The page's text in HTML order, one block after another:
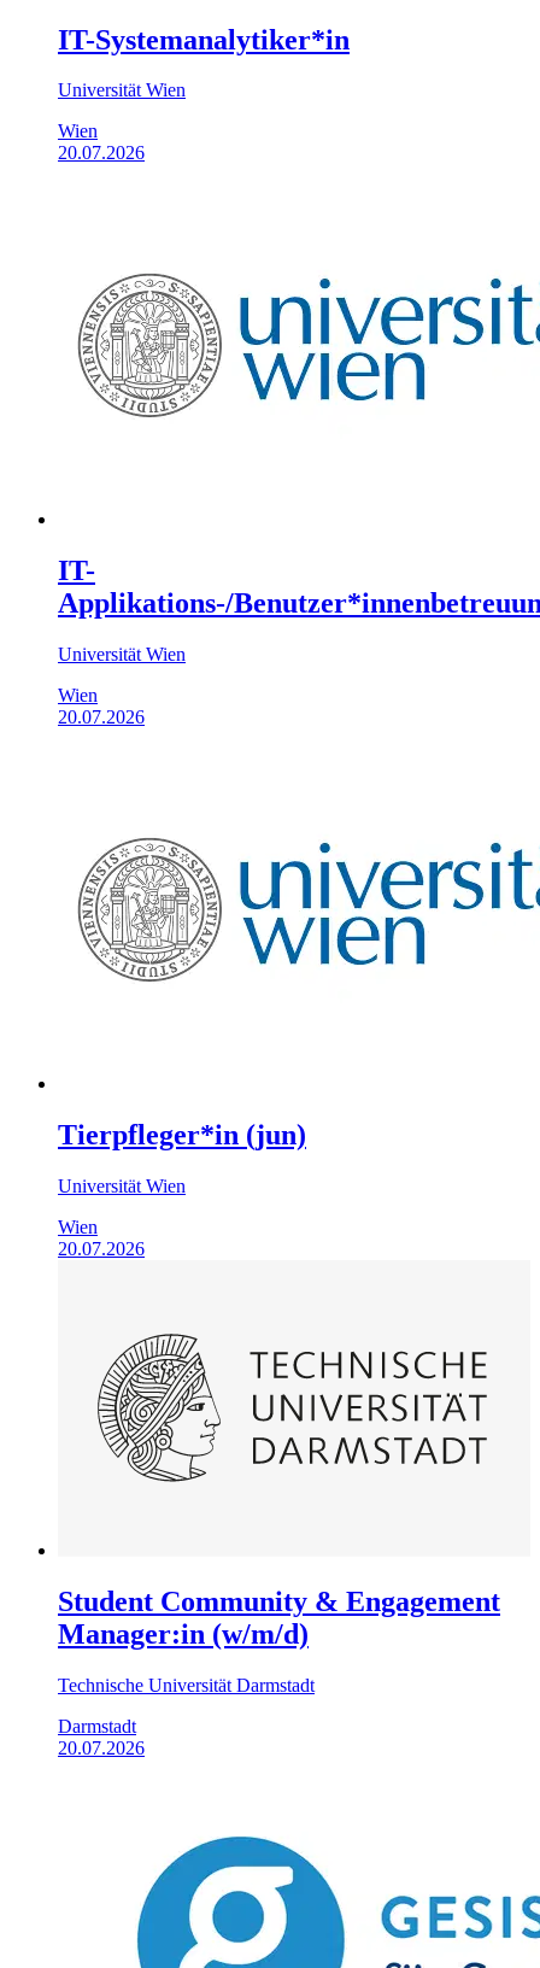
IT-Systemanalytiker*in
Universität Wien
Wien
20.07.2026
IT-
Applikations-/
Universität Wien
Wien
20.07.2026
Tierpfleger*in (jun)
Universität Wien
Wien
20.07.2026
Student Community & Engagement
Manager:in (w/m/d)
Technische Universität Darmstadt
Darmstadt
20.07.2026